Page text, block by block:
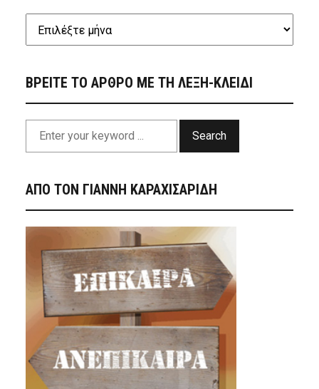
ΒΡΕΙΤΕ ΤΟ ΑΡΘΡΟ ΜΕ ΤΗ ΛΕΞΗ-ΚΛΕΙΔΙ
Search
ΑΠΟ ΤΟΝ ΓΙΑΝΝΗ ΚΑΡΑΧΙΣΑΡΙΔΗ